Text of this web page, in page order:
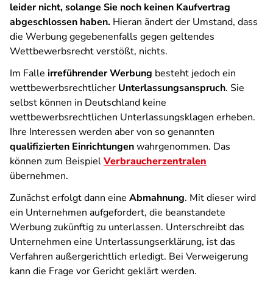
leider nicht, solange Sie noch keinen Kaufvertrag
abgeschlossen haben. Hieran ändert der Umstand, dass
die Werbung gegebenenfalls gegen geltendes
Wettbewerbsrecht verstößt, nichts.
Im Falle irreführender Werbung besteht jedoch ein
wettbewerbsrechtlicher Unterlassungsanspruch. Sie
selbst können in Deutschland keine
wettbewerbsrechtlichen Unterlassungsklagen erheben.
Ihre Interessen werden aber von so genannten
qualifizierten Einrichtungenwahrgenommen. Das
können zum BeispielVerbraucherzentralen
übernehmen.
Zunächst erfolgt dann eine Abmahnung. Mit dieser wird
ein Unternehmen aufgefordert, die beanstandete
Werbung zukünftig zu unterlassen. Unterschreibt das
Unternehmen eine Unterlassungserklärung, ist das
Verfahren außergerichtlich erledigt. Bei Verweigerung
kann die Frage vor Gericht geklärt werden.